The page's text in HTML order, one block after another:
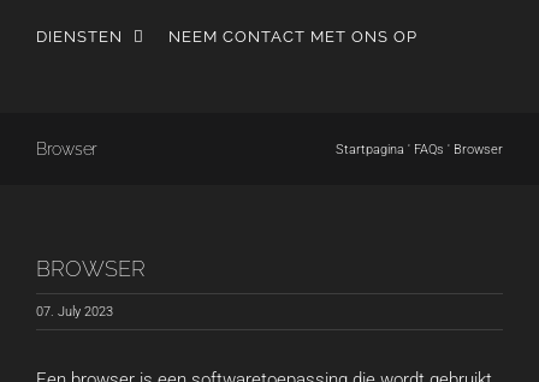
DIENSTEN NEEM CONTACT MET ONS OP
Browser Startpagina ' FAQs ' Browser
BROWSER
07. July 2023